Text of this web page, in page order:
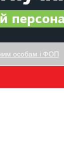
особам і ФОП